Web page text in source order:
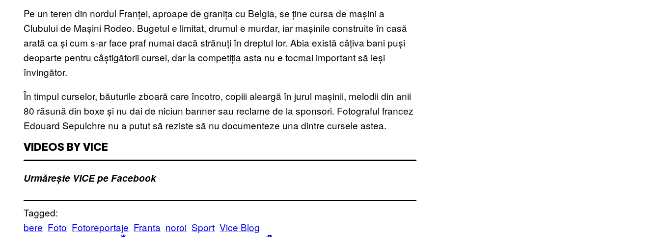
Pe un teren din nordul Franței, aproape de granița cu Belgia, se ține cursa de mașini a
Clubului de Mașini Rodeo. Bugetul e limitat, drumul e murdar, iar mașinile construite în casă
arată ca și cum s-ar face praf numai dacă strănuți în dreptul lor. Abia există câțiva bani puși
deoparte pentru câștigătorii cursei, dar la competiția asta nu e tocmai important să ieși
învingător.
În timpul curselor, băuturile zboară care încotro, copiii aleargă în jurul mașinii, melodii din anii
80 răsună din boxe și nu dai de niciun banner sau reclame de la sponsori. Fotograful francez
Edouard Sepulchre nu a putut să reziste să nu documenteze una dintre cursele astea.
VIDEOS BY VICE
Urmărește VICE pe Facebook
Tagged:
bere Foto Fotoreportaje Franta noroi Sport Vice Blog